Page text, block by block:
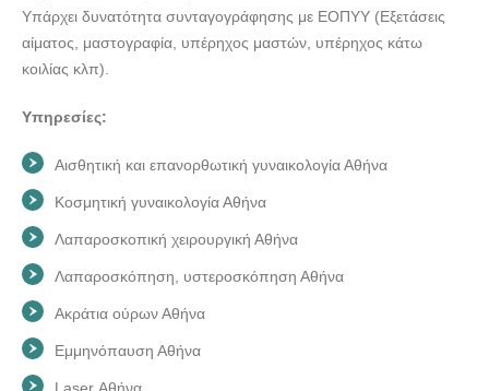
Υπάρχει δυνατότητα συνταγογράφησης με ΕΟΠΥΥ (Εξετάσεις
αίματος, μαστογραφία, υπέρηχος μαστών, υπέρηχος κάτω
κοιλίας κλπ).
Υπηρεσίες:
Αισθητική και επανορθωτική γυναικολογία Αθήνα
Κοσμητική γυναικολογία Αθήνα
Λαπαροσκοπική χειρουργική Αθήνα
Λαπαροσκόπηση, υστεροσκόπηση Αθήνα
Ακράτια ούρων Αθήνα
Εμμηνόπαυση Αθήνα
Laser Αθήνα